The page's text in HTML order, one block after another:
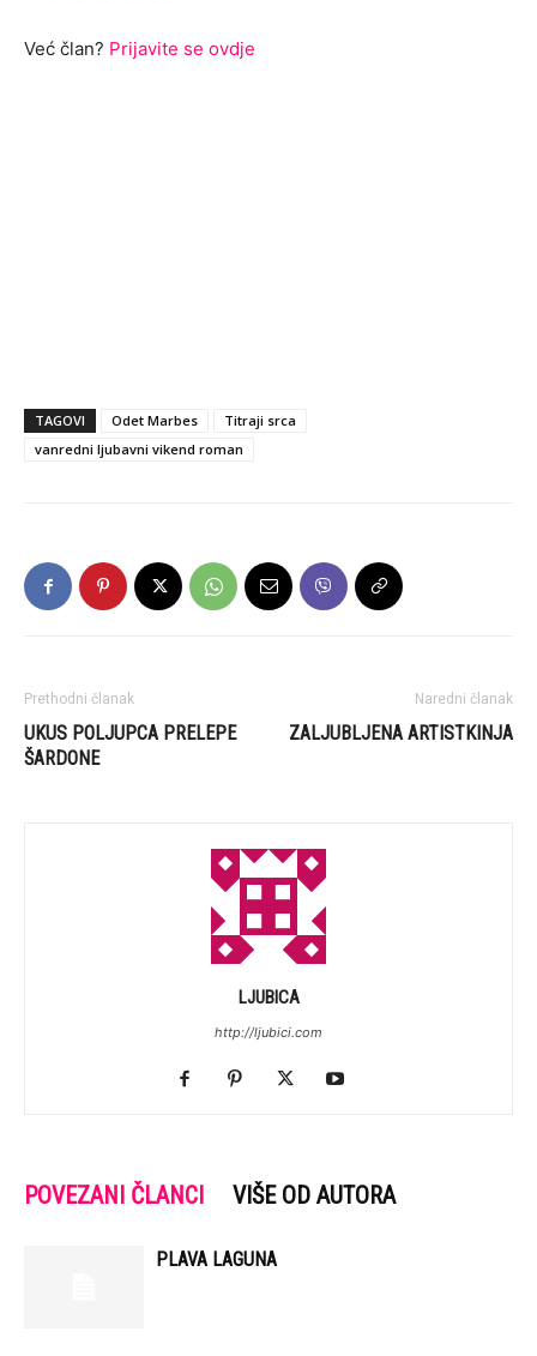
Već član? Prijavite se ovdje
TAGOVI Odet Marbes
Titraji srca
vanredni ljubavni vikend roman
Prethodni članak
UKUS POLJUPCA PRELEPE
ŠARDONE
Naredni članak
ZALJUBLJENA ARTISTKINJA
LJUBICA
http://ljubici.com
POVEZANI ČLANCI VIŠE OD AUTORA
PLAVA LAGUNA